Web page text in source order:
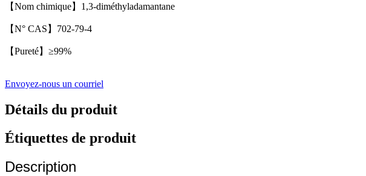
【Nom chimique】1,3-diméthyladamantane
【N° CAS】702-79-4
【Pureté】≥99%
Envoyez-nous un courriel
Détails du produit
Étiquettes de produit
Description